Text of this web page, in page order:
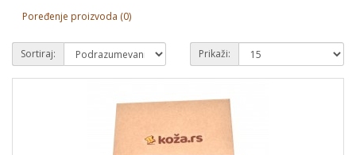
Poređenje proizvoda (0)
Sortiraj: Prikaži: